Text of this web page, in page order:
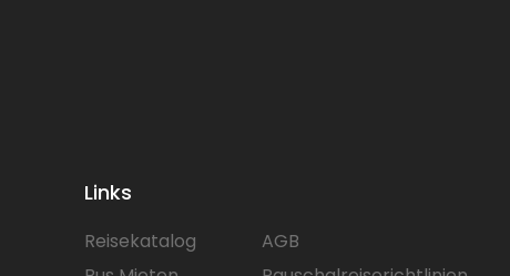
Links
Reisekatalog
AGB